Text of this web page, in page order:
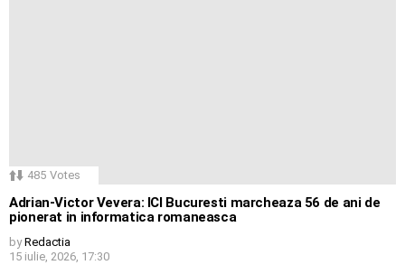
485 Votes
Adrian-Victor Vevera: ICI Bucuresti marcheaza 56 de ani de
pionerat in informatica romaneasca
by Redactia
15 iulie, 2026, 17:30